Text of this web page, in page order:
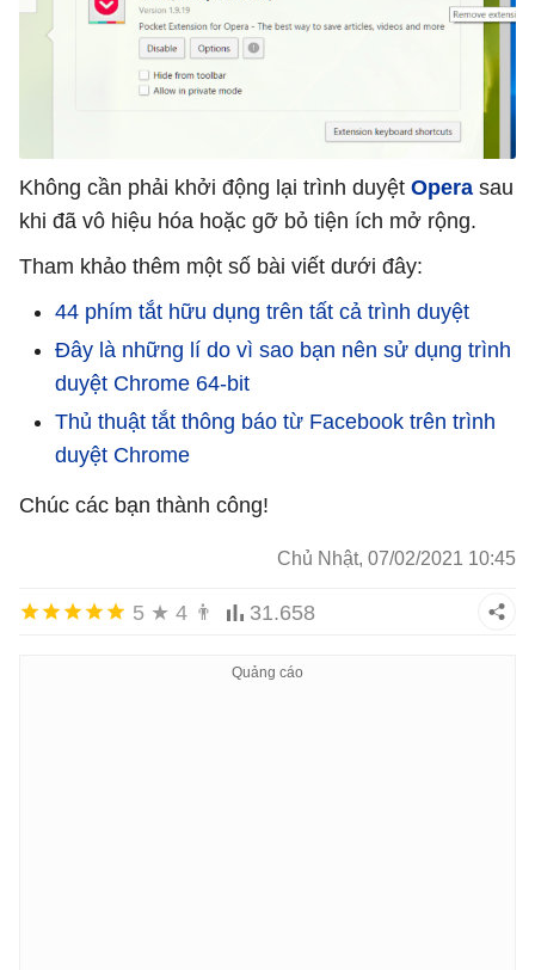
Không cần phải khởi động lại trình duyệt Opera sau
khi đã vô hiệu hóa hoặc gỡ bỏ tiện ích mở rộng.
Tham khảo thêm một số bài viết dưới đây:
44 phím tắt hữu dụng trên tất cả trình duyệt
Đây là những lí do vì sao bạn nên sử dụng trình
duyệt Chrome 64-bit
Thủ thuật tắt thông báo từ Facebook trên trình
duyệt Chrome
Chúc các bạn thành công!
Chủ Nhật, 07/02/2021 10:45
5 ★ 4 👨 31.658